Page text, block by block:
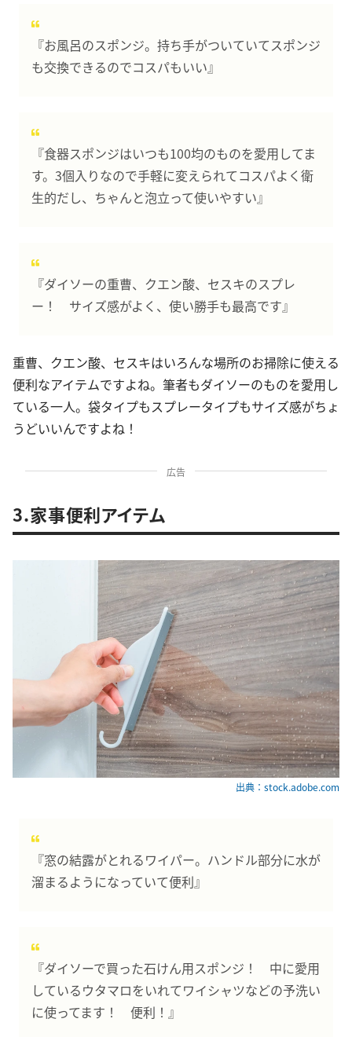
『お風呂のスポンジ。持ち手がついていてスポンジ
も交換できるのでコスパもいい』
『食器スポンジはいつも100均のものを愛用してま
す。3個入りなので手軽に変えられてコスパよく衛
生的だし、ちゃんと泡立って使いやすい』
『ダイソーの重曹、クエン酸、セスキのスプレ
ー！ サイズ感がよく、使い勝手も最高です』
重曹、クエン酸、セスキはいろんな場所のお掃除に使える
便利なアイテムですよね。筆者もダイソーのものを愛用し
ている一人。袋タイプもスプレータイプもサイズ感がちょ
うどいいんですよね！
広告
3.家事便利アイテム
出典：stock.adobe.com
『窓の結露がとれるワイパー。ハンドル部分に水が
溜まるようになっていて便利』
『ダイソーで買った石けん用スポンジ！ 中に愛用
しているウタマロをいれてワイシャツなどの予洗い
に使ってます！ 便利！』